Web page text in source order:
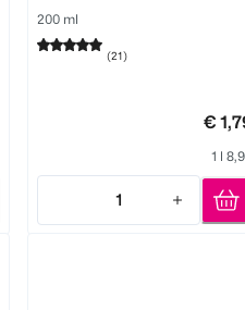
200 ml
(21)
€
1 l
1
Quantity: 1